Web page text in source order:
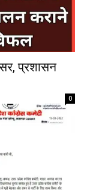
प्रशासन
0